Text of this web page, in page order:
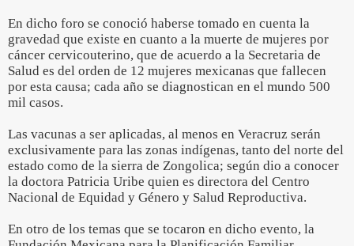
En dicho foro se conoció haberse tomado en cuenta la
gravedad que existe en cuanto a la muerte de mujeres por
cáncer cervicouterino, que de acuerdo a la Secretaria de
Salud es del orden de 12 mujeres mexicanas que fallecen
por esta causa; cada año se diagnostican en el mundo 500
mil casos.
Las vacunas a ser aplicadas, al menos en Veracruz serán
exclusivamente para las zonas indígenas, tanto del norte del
estado como de la sierra de Zongolica; según dio a conocer
la doctora Patricia Uribe quien es directora del Centro
Nacional de Equidad y Género y Salud Reproductiva.
En otro de los temas que se tocaron en dicho evento, la